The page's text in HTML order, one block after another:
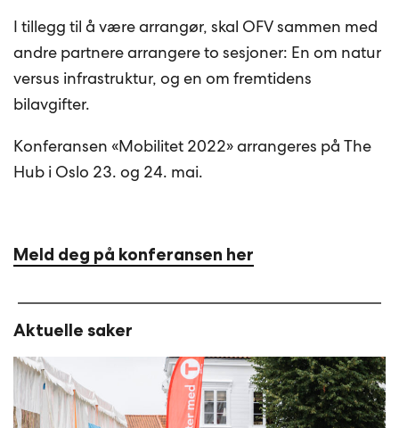
I tillegg til å være arrangør, skal OFV sammen med
andre partnere arrangere to sesjoner: En om natur
versus infrastruktur, og en om fremtidens
bilavgifter.
Konferansen «Mobilitet 2022» arrangeres på The
Hub i Oslo 23. og 24. mai.
Meld deg på konferansen her
Aktuelle saker